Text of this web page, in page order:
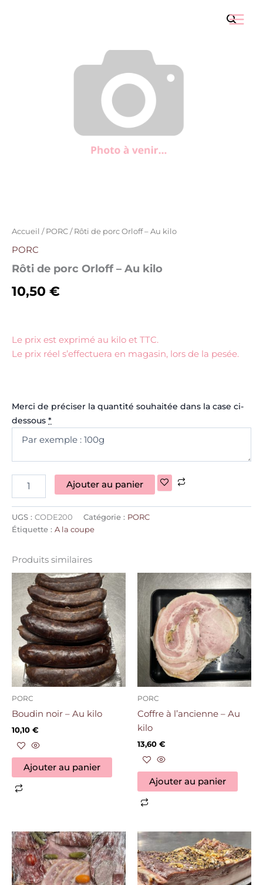
Main
Accueil /PORC/ Rôti de porc Orloff – Au kilo
PORC
Rôti de porc Orloff – Au kilo
10,50 €
Le prix est exprimé au kilo et TTC.
Le prix réel s’effectuera en magasin, lors de la pesée.
Merci de préciser la quantité souhaitée dans la case ci-
dessous *
Ajouter au panier
UGS : CODE200 Catégorie : PORC
Étiquette : A la coupe
Produits similaires
PORC
Boudin noir – Au kilo
10,10 €
Ajouter au panier
PORC
Coffre à l’ancienne – Au
kilo
13,60 €
Ajouter au panier